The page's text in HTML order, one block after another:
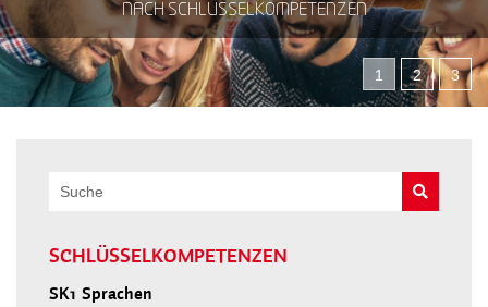
NACH SCHLÜSSELKOMPETENZEN
1 2 3
SCHLÜSSELKOMPETENZEN
SK1 Sprachen